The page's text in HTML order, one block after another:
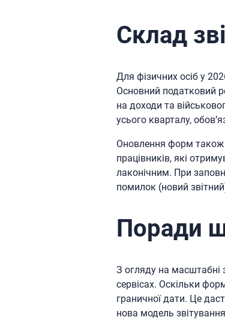
Склад
Для фізичних осіб у
Основний податковий
на доходи та
усього кварталу,
Оновлення форм також
працівників, які
лаконічним. При
помилок (новий
Поради
З огляду на масштабні
сервісах. Оскільки
граничної дати. Це
нова модель